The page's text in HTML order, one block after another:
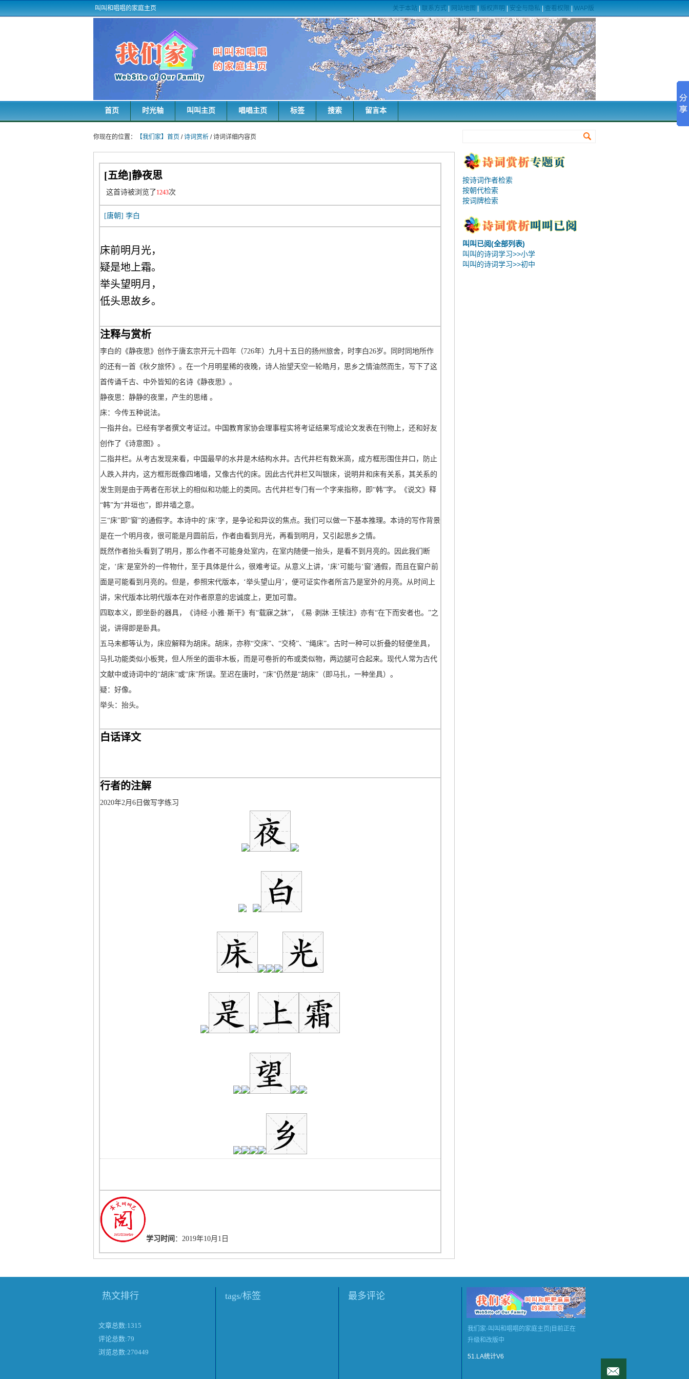
关于本站 联系方式 网站地图 版权声明 安全与隐私 查看权限 WAP版
叫叫和唱唱的家庭主页
首页 时光轴 叫叫主页 唱唱主页 标签 搜索 留言本
你现在的位置： 【我们家】首页 /诗词赏析 / 诗词详细内容页
[五绝]静夜思
这首诗被浏览了1243次
[唐朝] 李白
床前明月光，
疑是地上霜。
举头望明月，
低头思故乡。
注释与赏析
李白的《静夜思》创作于唐玄宗开元十四年（726年）九月十五日的扬州旅舍，时李白26岁。同时同地所作
的还有一首《秋夕旅怀》。在一个月明星稀的夜晚，诗人抬望天空一轮皓月，思乡之情油然而生，写下了这
首传诵千古、中外皆知的名诗《静夜思》。
静夜思：静静的夜里，产生的思绪 。
床：今传五种说法。
一指井台。已经有学者撰文考证过。中国教育家协会理事程实将考证结果写成论文发表在刊物上，还和好友
创作了《诗意图》。
二指井栏。从考古发现来看，中国最早的水井是木结构水井。古代井栏有数米高，成方框形围住井口，防止
人跌入井内，这方框形既像四堵墙，又像古代的床。因此古代井栏又叫银床，说明井和床有关系，其关系的
发生则是由于两者在形状上的相似和功能上的类同。古代井栏专门有一个字来指称，即“韩”字。《说文》释
“韩”为“井垣也”，即井墙之意。
三“床”即“窗”的通假字。本诗中的‘床’字，是争论和异议的焦点。我们可以做一下基本推理。本诗的写作背景
是在一个明月夜，很可能是月圆前后，作者由看到月光，再看到明月，又引起思乡之情。
既然作者抬头看到了明月，那么作者不可能身处室内，在室内随便一抬头，是看不到月亮的。因此我们断
定，‘床’是室外的一件物什，至于具体是什么，很难考证。从意义上讲，‘床’可能与‘窗’通假，而且在窗户前
面是可能看到月亮的。但是，参照宋代版本，‘举头望山月’，便可证实作者所言乃是室外的月亮。从时间上
讲，宋代版本比明代版本在对作者原意的忠诚度上，更加可靠。
四取本义，即坐卧的器具，《诗经·小雅·斯干》有“载寐之牀”，《易·剥牀·王犊注》亦有“在下而安者也。”之
说，讲得即是卧具。
五马未都等认为，床应解释为胡床。胡床，亦称“交床”、“交椅”、“绳床”。古时一种可以折叠的轻便坐具，
马扎功能类似小板凳，但人所坐的面非木板，而是可卷折的布或类似物，两边腿可合起来。现代人常为古代
文献中或诗词中的“胡床”或“床”所误。至迟在唐时，“床”仍然是“胡床”（即马扎，一种坐具）。
疑：好像。
举头：抬头。
白话译文
行者的注解
2020年2月6日做写字练习
学习时间 ：2019年10月1日
按诗词作者检索
按朝代检索
按词牌检索
叫叫已阅(全部列表)
叫叫的诗词学习>>小学
叫叫的诗词学习>>初中
热文排行
文章总数:1315
评论总数:79
浏览总数:270449
tags/标签 最多评论
我们家-叫叫和唱唱的家庭主页|目前正在
升级和改版中
51.LA统计V6